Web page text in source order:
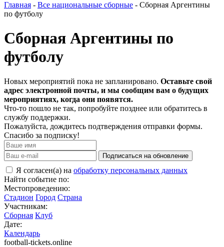
Главная - Все национальные сборные - Сборная Аргентины
по футболу
Сборная Аргентины по
футболу
Новых мероприятий пока не запланировано. Оставьте свой
адрес электронной почты, и мы сообщим вам о будущих
мероприятиях, когда они появятся.
Что-то пошло не так, попробуйте позднее или обратитесь в
службу поддержки.
Пожалуйста, дождитесь подтверждения отправки формы.
Спасибо за подписку!
Подписаться на обновление
Я согласен(а) на обработку персональных данных
Найти событие по:
Местопроведению:
Стадион Город Страна
Участникам:
Сборная Клуб
Дате:
Календарь
football-tickets.online